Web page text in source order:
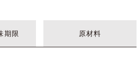
期限 原材料